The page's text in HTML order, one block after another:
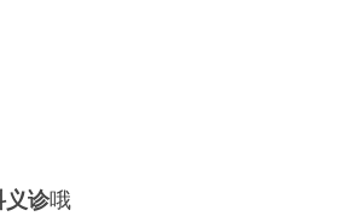
义诊哦